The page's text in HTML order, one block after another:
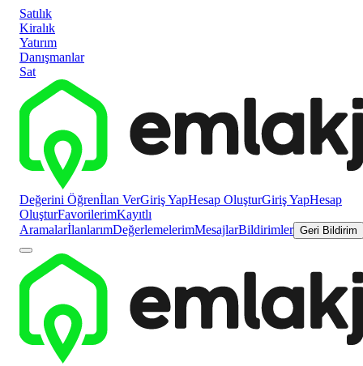
Satılık
Kiralık
Yatırım
Danışmanlar
Sat
Değerini Öğrenİlan VerGiriş YapHesap OluşturGiriş YapHesap
OluşturFavorilerimKayıtlı
AramalarİlanlarımDeğerlemelerimMesajlarBildirimler Geri Bildirim